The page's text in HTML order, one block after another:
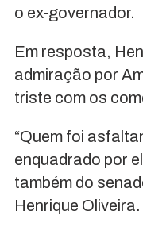
o ex-governador.
Em resposta,
admiração por
triste com os
“Quem foi
enquadrado por
também do
Henrique Oliveira.